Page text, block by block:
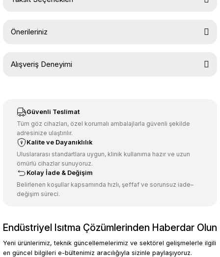
Önerileriniz
konularda yetersiz gördüğünüz noktaları öneri formunu kullanarak
Ürün resmi kalitesiz, bozuk veya görüntülenemiyor.
Ürün açıklamasında eksik bilgiler bulunuyor.
Ürün bilgilerinde hatalar bulunuyor.
Ürün fiyatı diğer sitelerden daha pahalı.
Bu ürüne benzer farklı alternatifler olmalı.
Gönder
Alışveriş Deneyimi
Güvenli Teslimat
Tüm göz cihazları, özel korumalı ambalajlarla güvenli şekilde
adresinize ulaştırılır.
Kalite ve Dayanıklılık
Uluslararası standartlara uygun, klinik kullanıma hazır ve uzun
ömürlü cihazlar sunuyoruz.
Kolay İade & Değişim
Belirlenen koşullar kapsamında hızlı, şeffaf ve sorunsuz iade–
değişim süreci.
Endüstriyel Isıtma Çözümlerinden Haberdar Olun
Yeni ürünlerimiz, teknik güncellemelerimiz ve sektörel gelişmelerle ilgili
en güncel bilgileri e-bültenimiz aracılığıyla sizinle paylaşıyoruz.